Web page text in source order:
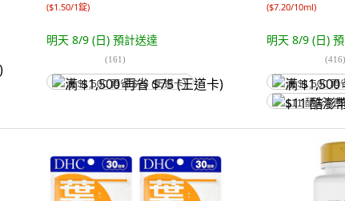
($1.50/1錠)
明天 8/9 (日) 預計送達
(161)
满 $1,500 再省 $75 (王道卡)
($7.20/10ml)
明天 8/9 (日)
(416)
满 $1,500 再
$11 酷澎幣